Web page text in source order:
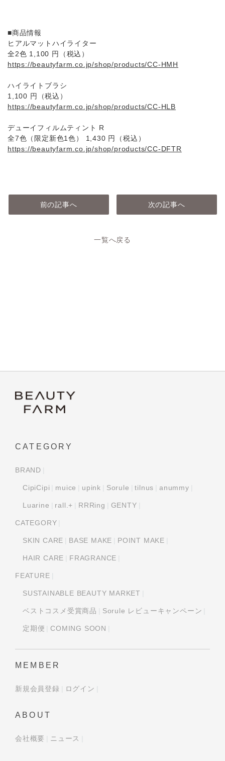
■商品情報
ヒアルマットハイライター
全2⾊ 1,100 円（税込）
https://beautyfarm.co.jp/shop/products/CC-HMH
ハイライトブラシ
1,100 円（税込）
https://beautyfarm.co.jp/shop/products/CC-HLB
デューイフィルムティント R
全7⾊（限定新⾊1⾊） 1,430 円（税込）
https://beautyfarm.co.jp/shop/products/CC-DFTR
前の記事へ
一覧へ戻る
次の記事へ
CATEGORY
BRAND
CipiCipi muice upink Sorule tilnus anummy
Luarine rall.+ RRRing GENTY
CATEGORY
SKIN CARE BASE MAKE POINT MAKE
HAIR CARE FRAGRANCE
FEATURE
SUSTAINABLE BEAUTY MARKET
ベストコスメ受賞商品 Sorule レビューキャンペーン
定期便 COMING SOON
MEMBER
新規会員登録 ログイン
ABOUT
会社概要 ニュース